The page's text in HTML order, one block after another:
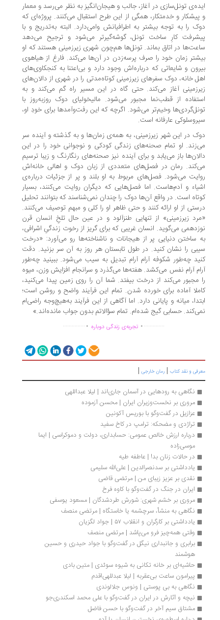
تونل‌سازی در آغاز، جالب و هیجان‌انگیز به نظر می‌رسد و معمار
و خدمتکار، همگی از این طرح استقبال می‌کنند. پروژه‌ای که
را به توجه بیشتر به اطرافیانش وامی‌دارد. البته به‌تدریج و با
کارِ ساخت تونل، گوشه‌گیرتر می‌شود و ترجیح می‌دهد
در اتاق بماند. تونل‌ها هم‌چون شهری زیرزمینی هستند که او
زمان خود را صرف پرسه‌زدن در آن‌ها می‌کند. فارغ از هیاهوی
و شایعاتی که درباره‌اش وجود دارد و بی‌اعتنا به کنجکاوی‌های
خانه، دوک سفرهای زیرزمینی کوتاه‌مدتی را در شهری از دالان‌های
آغاز می‌کند. حتی گاه در این مسیر راه گم می‌کند و به
از قطب‌نما مجبور می‌شود. مالیخولیای دوک روزبه‌روز با
وخیم‌تر می‌شود. اگرچه که این رفت‌وآمدها برای خودِ او،
عارفانه است.
در این شهر زیرزمینی، به همه‌ی زمان‌ها و به گذشته و آینده سر
او تمام صحنه‌های زندگی کودکی و نوجوانی خود را در این
باز می‌یابد و برای آینده نیز صحنه‌های رنگارنگ و زیبا ترسیم
رمان در فصل‌های متعددی از زبان دوک و اهالی خانه‌اش
می‌شود. فصل‌های مربوط به او بلند و پر از جزئیات درباره‌ی
و آدم‌هاست. اما فصل‌هایی که دیگران روایت می‌کنند، بسیار
است. در واقع آن‌ها دوک را چندان نمی‌شناسند که بتوانند تحلیل
از او ارائه کنند و حتی ظاهر او را کلی و مبهم توصیف می‌کنند.
زیرزمینی» از تنهایی طنزآلود و در عین حال تلخِ انسان قرن
می‌گوید. انسان غریبی که برای گریز از رخوت زندگیِ اشرافی،
ساختن دنیایی پر از هیجانات و ناشناخته‌ها رو می‌آورد: «درخت
را نشان کنید. در طول تابستان هر روز به آن سر بزنید. دقت
چه‌طور شکوفه آرام آرام تبدیل به سیب می‌شود. ببینید چه‌طور
آرام نفس می‌کشد. هفته‌ها می‌گذرد و سرانجام افزایش وزن، میوه
مجبور می‌کند از درخت بیفتد. شما آن را روی زمین پیدا می‌کنید،
آماده برای خورده شدن. تمام این فرآیند واضح و روشن است؛
میانه و پایانی دارد. اما آگاهی از این فرآیند به‌هیچ‌وجه راضی‌ام
حسابی گیج شده‌ام. تمام سؤالاتم بدون جواب مانده‌اند.»
................تجربه‌ی زندگی دوباره ...............
و نقد کتاب|رمان خارجی|
نگاهی به رودهایی در آسمان جاری‌اند | لیلا عبداللهی
مروری بر نخست‌وزیران ایران | محسن آزموده
عزازیل در گفت‌وگو با بوریس آکونین
تراژدی و مضحکه: ترامپ در کاخ سفید
درباره ارزش خالص عمومی: حسابداری، دولت و دموکراسی | ایما
موسی‌زاده
در حالات زنان بد! | عاطفه طیه
یادداشتی بر سدنصرالدین | علی‌الله سلیمی
نقدی بر عزیز زیبای من | مرتضی قاضی
ایران در جنگ در گفت‌وگو با کاوه فرخ
مروری بر خشم شهری: شورش طرد‌شدگان | مسعود یوسفی
نگاهی به منشأ، سرچشمه یا خاستگاه | مرتضی منصف
یادداشتی بر کارگران و انقلاب ۵۷ | جواد لگزیان
وقتی همه‌چیز فرو می‌پاشد | مرتضی منصف
هوشمند
حاشیه‌ای بر خانه تکانی به شیوه سوئدی | متین بادی
پیرامون ساعت بی‌عقربه | لیلا عبدللهی‌اقدم
نگاهی به بی پوستی | ونوس جلالوندی
نیچه‌ و آثارش در ایران در گفت‌وگو با علی محمد اسکندری‌جو
مشتاق سیم آخر در گفت‌وگو با حسن فاضل